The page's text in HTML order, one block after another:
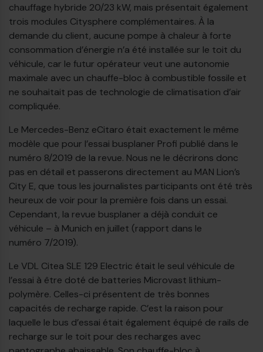
chauffage hybride 20/23 kW, mais présentait également
trois modules Citysphere complémentaires. À la
demande du client, aucune pompe à chaleur à forte
consommation d’énergie n’a été installée sur le toit du
véhicule, car le futur opérateur veut une autonomie
maximale avec un chauffe-bloc à combustible fossile et
ne souhaitait pas de technologie de climatisation d’air
compliquée.
Le Mercedes-Benz eCitaro était exactement le même
modèle que pour l’essai busplaner Profi publié dans le
numéro 8/2019 de la revue. Nous ne le décrirons donc
pas en détail et passerons directement au MAN Lion’s
City E, que tous les journalistes participants ont été très
heureux de voir pour la première fois dans un essai.
Cependant, la revue busplaner a déjà conduit ce
véhicule – à Munich en juillet (rapport dans le
numéro 7/2019).
Le VDL Citea SLE 129 Electric était le seul véhicule de
l’essai à être doté de batteries Microvast lithium-
polymère. Celles-ci présentent de très bonnes
capacités de recharge rapide. C’est la raison pour
laquelle le bus d’essai était également équipé de rails de
recharge sur le toit pour des recharges avec